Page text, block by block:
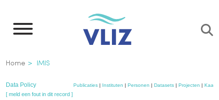
naar
inhoud
gaan
Kruimelpad
Home IMIS
Data Policy Publicaties| Instituten | Personen | Datasets| Projecten |
[ meld een fout in dit record ]